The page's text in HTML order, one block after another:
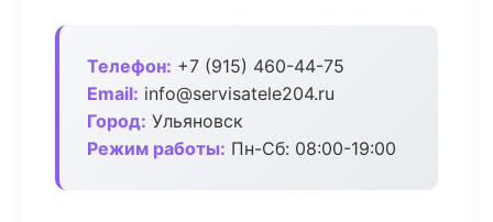
Телефон: +7 (915) 460-44-75
Email: info@servisatele204.ru
Город: Ульяновск
Режим работы: Пн-Сб: 08:00-19:00